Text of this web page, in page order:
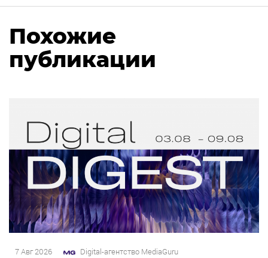
Похожие
публикации
7 Авг 2026 Digital-агентство MediaGuru